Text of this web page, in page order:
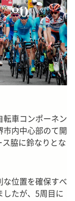
車コンポーネン
市内中心部のて開
脇に鈴なりとな
な位置を確保すべ
したが、5周目に